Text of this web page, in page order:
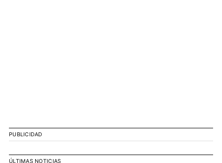
PUBLICIDAD
ÚLTIMAS NOTICIAS